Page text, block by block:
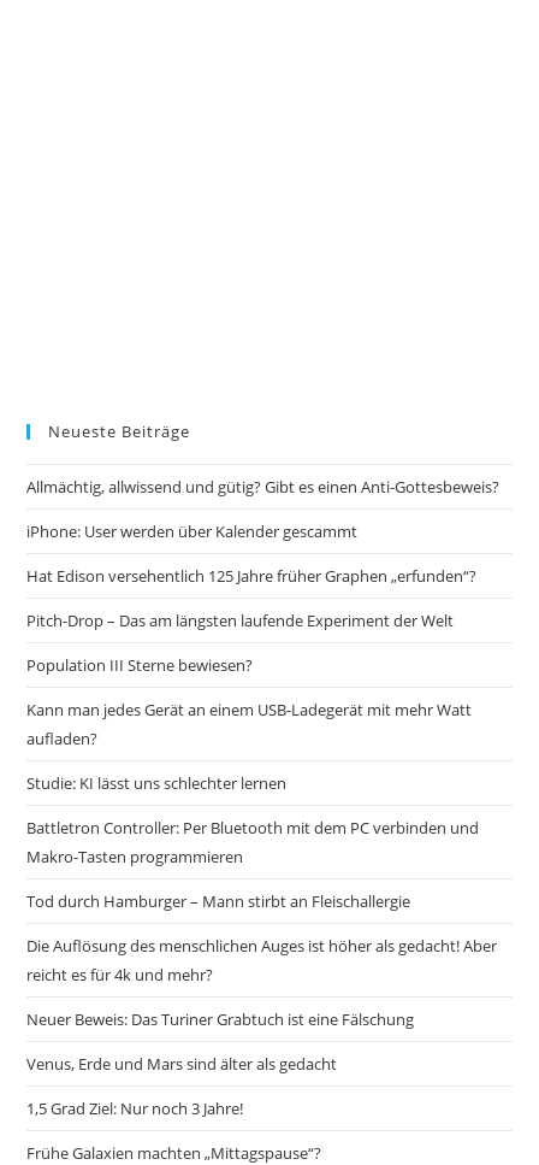
Neueste Beiträge
Allmächtig, allwissend und gütig? Gibt es einen Anti-Gottesbeweis?
iPhone: User werden über Kalender gescammt
Hat Edison versehentlich 125 Jahre früher Graphen „erfunden“?
Pitch-Drop – Das am längsten laufende Experiment der Welt
Population III Sterne bewiesen?
Kann man jedes Gerät an einem USB-Ladegerät mit mehr Watt
aufladen?
Studie: KI lässt uns schlechter lernen
Battletron Controller: Per Bluetooth mit dem PC verbinden und
Makro-Tasten programmieren
Tod durch Hamburger – Mann stirbt an Fleischallergie
Die Auflösung des menschlichen Auges ist höher als gedacht! Aber
reicht es für 4k und mehr?
Neuer Beweis: Das Turiner Grabtuch ist eine Fälschung
Venus, Erde und Mars sind älter als gedacht
1,5 Grad Ziel: Nur noch 3 Jahre!
Frühe Galaxien machten „Mittagspause“?